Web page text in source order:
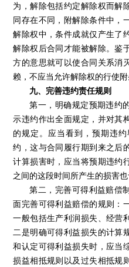
为，解除包括约定解除权而解
同存在不同，附解除条件中，
解除权中，条件成就仅产生了
解除权后合同才能被解除。鉴
方的意思就可以使合同关系消
赖，不应当允许解除权的行使附
九、完善违约责任规则
第一，明确规定预期违约
示违约作出全面规定，并对其
的规定。应当看到，预期违
约，这与合同履行期到来之后
计算损害时，应当将预期违约
之间的这段时间所产生的损害也
第二，完善可得利益赔偿
面完善可得利益赔偿的规则：
一般包括生产利润损失、经营
二是明确可得利益损失的计算
和认定可得利益损失时，应当
损益相抵规则以及过失相抵规